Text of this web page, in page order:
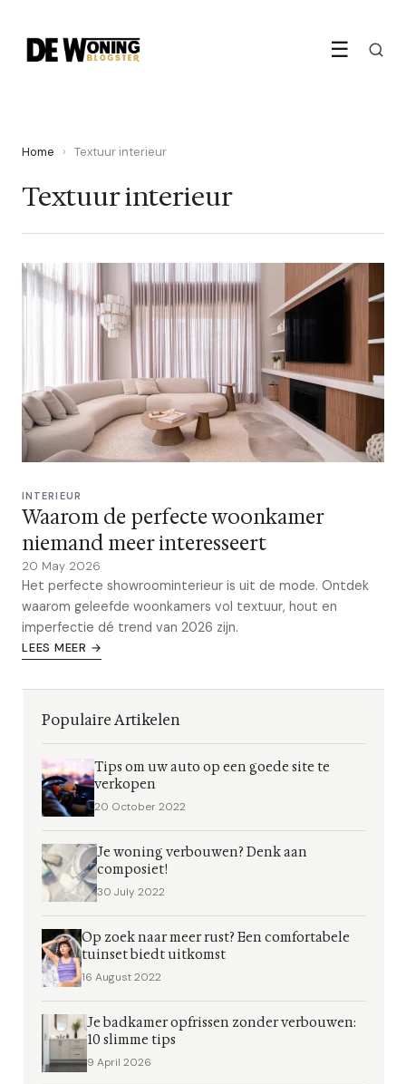
☰
Home › Textuur interieur
Textuur interieur
INTERIEUR
Waarom de perfecte woonkamer
niemand meer interesseert
20 May 2026
Het perfecte showroominterieur is uit de mode. Ontdek
waarom geleefde woonkamers vol textuur, hout en
imperfectie dé trend van 2026 zijn.
LEES MEER →
Populaire Artikelen
Tips om uw auto op een goede site te
verkopen
20 October 2022
Je woning verbouwen? Denk aan
composiet!
30 July 2022
Op zoek naar meer rust? Een comfortabele
tuinset biedt uitkomst
16 August 2022
Je badkamer opfrissen zonder verbouwen:
10 slimme tips
9 April 2026